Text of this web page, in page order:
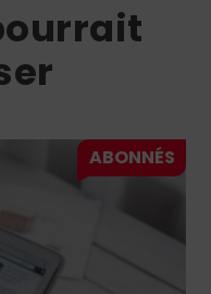
SOCIÉTÉ